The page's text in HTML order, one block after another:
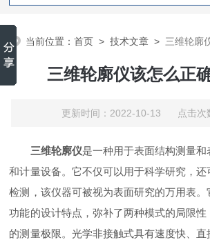
当前位置：首页 >技术文章 > 三维轮廓
三维轮廓仪该怎么正
更新时间：2022-10-13 点击次
三维轮廓仪是一种用于表面结构测量
和计量设备。它不仅可以用于科学研究，
检测，该仪器可被视为表面研究的万用表
功能的设计特点，弥补了两种模式的局限
的测量极限。光学非接触式具有速度快、